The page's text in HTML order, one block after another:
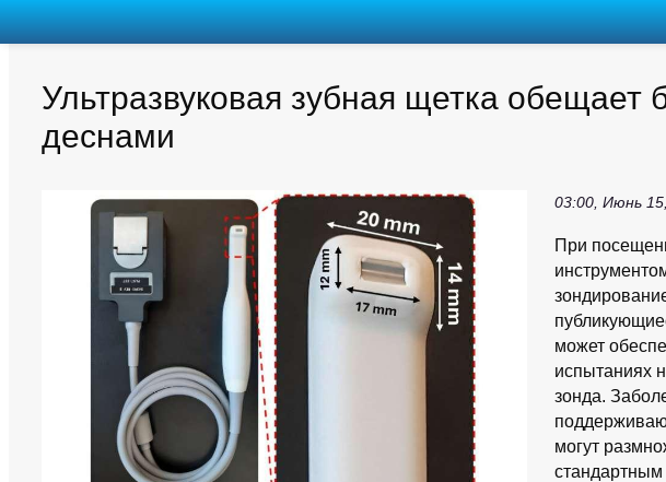
Ультразвуковая зубная щетка
деснами
03:00, Июнь
При
может
испытаниях
зонда.
могут
стандартным